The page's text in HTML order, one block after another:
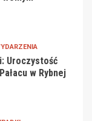
Uroczystość
w Rybnej